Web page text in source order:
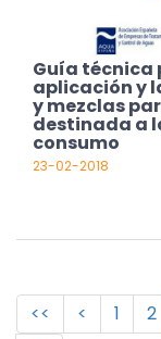
Guía técnica
aplicación y
y mezclas
destinada a
consumo
23-02-2018
<< < 1 2